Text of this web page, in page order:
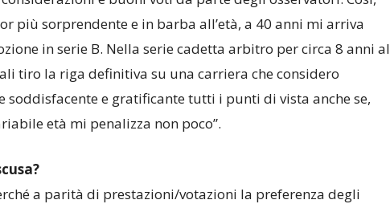
più sorprendente e in barba all’età, a 40 anni mi arriva
in serie B. Nella serie cadetta arbitro per circa 8 anni al
tiro la riga definitiva su una carriera che considero
soddisfacente e gratificante tutti i punti di vista anche se,
età mi penalizza non poco”.
a parità di prestazioni/votazioni la preferenza degli